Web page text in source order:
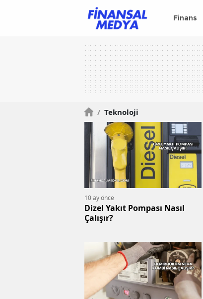
Finans
/ Teknoloji
10 ay önce
Dizel Yakıt Pompası Nasıl
Çalışır?